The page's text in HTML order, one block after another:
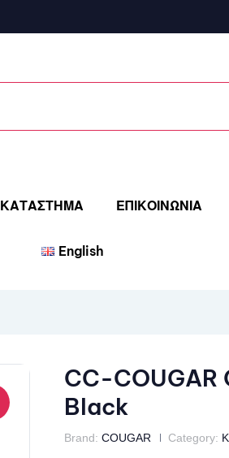
ΚΑΤΑΣΤΗΜΑ ΕΠΙΚΟΙΝΩΝΙΑ
English
CC-COUGAR
Black
Brand: COUGAR Category: